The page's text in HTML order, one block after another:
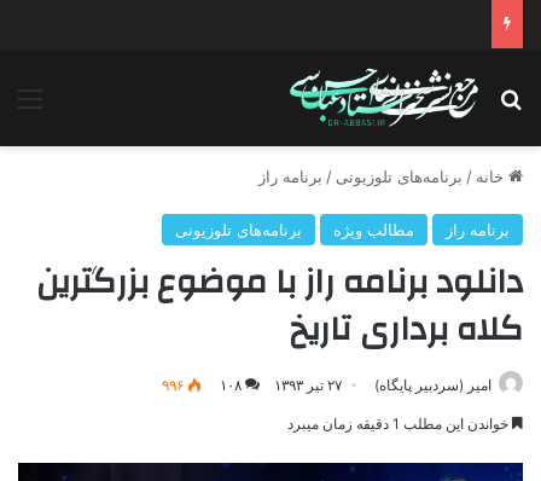
جستجو برای
خانه / برنامه‌های تلوزیونی / برنامه راز
برنامه راز مطالب ویژه برنامه‌های تلوزیونی
دانلود برنامه راز با موضوع بزرگترین
کلاه برداری تاریخ
امیر (سردبیر پایگاه) ۲۷ تیر ۱۳۹۳ ۱۰۸ ۹۹۶
خواندن این مطلب 1 دقیقه زمان میبرد